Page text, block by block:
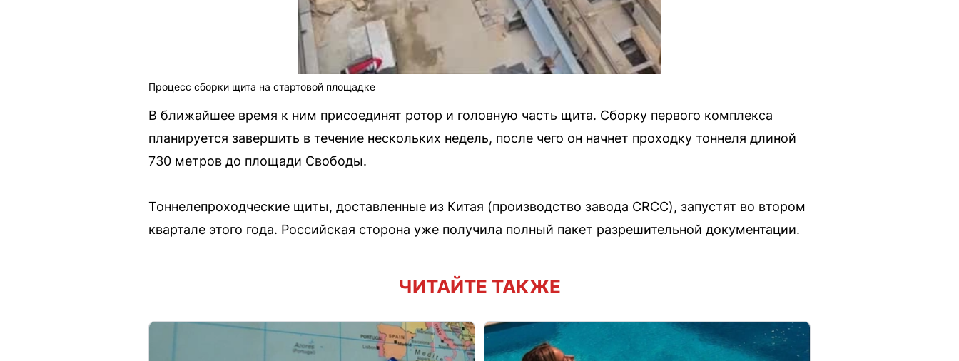
Процесс сборки щита на стартовой площадке
В ближайшее время к ним присоединят ротор и головную часть щита. Сборку первого комплекса
планируется завершить в течение нескольких недель, после чего он начнет проходку тоннеля длиной
730 метров до площади Свободы.
Тоннелепроходческие щиты, доставленные из Китая (производство завода CRCC), запустят во втором
квартале этого года. Российская сторона уже получила полный пакет разрешительной документации.
ЧИТАЙТЕ ТАКЖЕ